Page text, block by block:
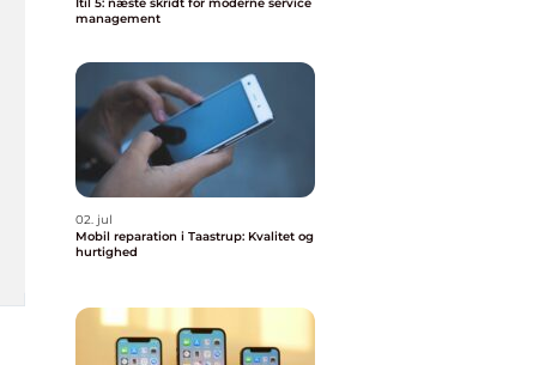
management
02. jul
Mobil reparation i Taastrup: Kvalitet og
hurtighed